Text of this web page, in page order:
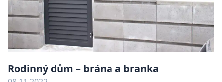
Rodinný dům – brána a branka